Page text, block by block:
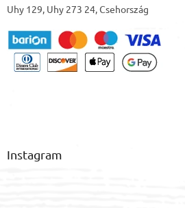
Uhy 129, Uhy 273 24, Csehország
Instagram